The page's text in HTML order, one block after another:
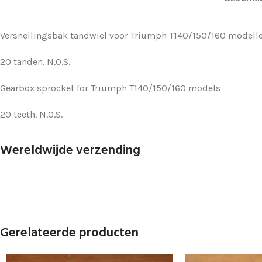
Versnellingsbak tandwiel voor Triumph T140/150/160
20 tanden. N.O.S.
Gearbox sprocket for Triumph T140/150/160 models
20 teeth. N.O.S.
Wereldwijde verzending
Gerelateerde producten